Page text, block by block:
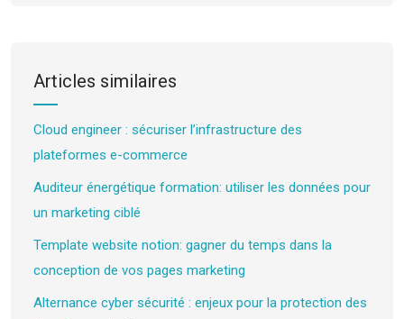
Articles similaires
Cloud engineer : sécuriser l’infrastructure des
plateformes e-commerce
Auditeur énergétique formation: utiliser les données pour
un marketing ciblé
Template website notion: gagner du temps dans la
conception de vos pages marketing
Alternance cyber sécurité : enjeux pour la protection des